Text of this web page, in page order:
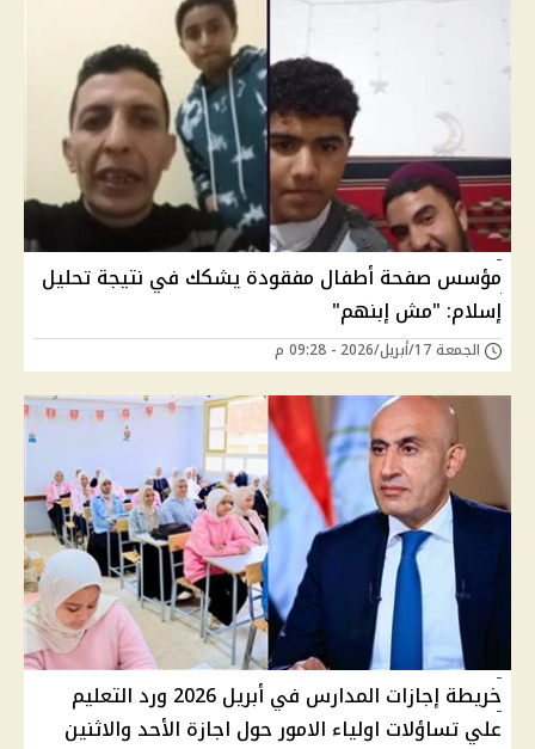
مؤسس صفحة أطفال مفقودة يشكك في نتيجة تحليل
إسلام: "مش إبنهم"
الجمعة 17/أبريل/2026 - 09:28 م
خريطة إجازات المدارس في أبريل 2026 ورد التعليم
علي تساؤلات اولياء الامور حول اجازة الأحد والاثنين